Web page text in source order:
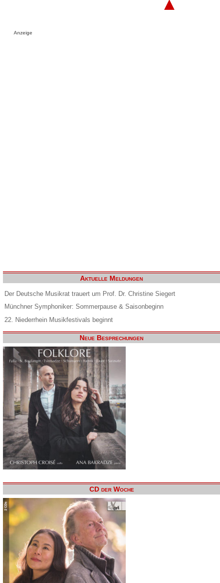
Anzeige
Aktuelle Meldungen
Der Deutsche Musikrat trauert um Prof. Dr. Christine Siegert
Münchner Symphoniker: Sommerpause & Saisonbeginn
22. Niederrhein Musikfestivals beginnt
Neue Besprechungen
CD der Woche